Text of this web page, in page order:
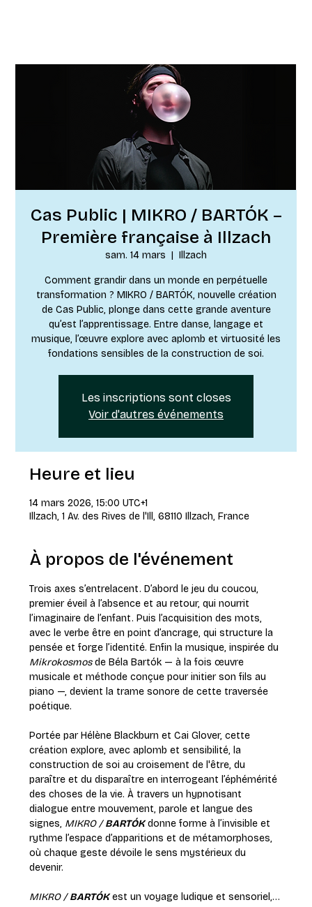
Cas Public | MIKRO / BARTÓK –
Première française à Illzach
sam. 14 mars
  |
Illzach
Comment grandir dans un monde en perpétuelle
transformation ? MIKRO / BARTÓK, nouvelle création
de Cas Public, plonge dans cette grande aventure
qu’est l’apprentissage. Entre danse, langage et
musique, l’œuvre explore avec aplomb et virtuosité les
fondations sensibles de la construction de soi.
Les inscriptions sont closes
Voir d'autres événements
Heure et lieu
14 mars 2026, 15:00 UTC+1
Illzach, 1 Av. des Rives de l'Ill, 68110 Illzach, France
À propos de l'événement
Trois axes s’entrelacent. D’abord le jeu du coucou,
premier éveil à l’absence et au retour, qui nourrit
l’imaginaire de l’enfant. Puis l’acquisition des mots,
avec le verbe être en point d’ancrage, qui structure la
pensée et forge l’identité. Enfin la musique, inspirée du
Mikrokosmos de Béla Bartók — à la fois œuvre
musicale et méthode conçue pour initier son fils au
piano —, devient la trame sonore de cette traversée
poétique.
Portée par Hélène Blackburn et Cai Glover, cette
création explore, avec aplomb et sensibilité, la
construction de soi au croisement de l'être, du
paraître et du disparaître en interrogeant l’éphémérité
des choses de la vie. À travers un hypnotisant
dialogue entre mouvement, parole et langue des
signes, MIKRO / BARTÓK donne forme à l’invisible et
rythme l’espace d’apparitions et de métamorphoses,
où chaque geste dévoile le sens mystérieux du
devenir.
MIKRO / BARTÓK est un voyage ludique et sensoriel,…